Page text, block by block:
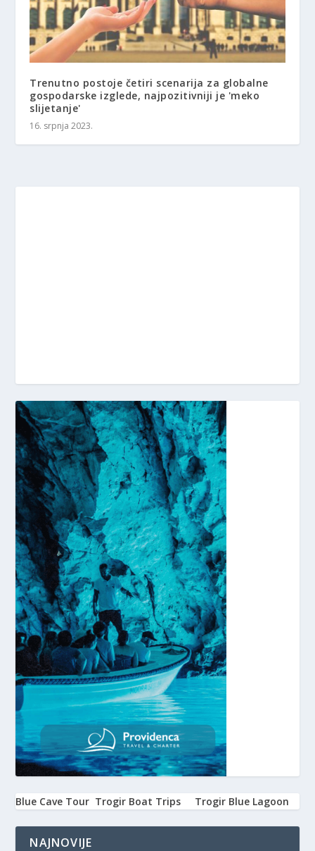
Trenutno postoje četiri scenarija za globalne
gospodarske izglede, najpozitivniji je 'meko
slijetanje'
16. srpnja 2023.
Blue Cave Tour Trogir Boat Trips Trogir Blue Lagoon
NAJNOVIJE